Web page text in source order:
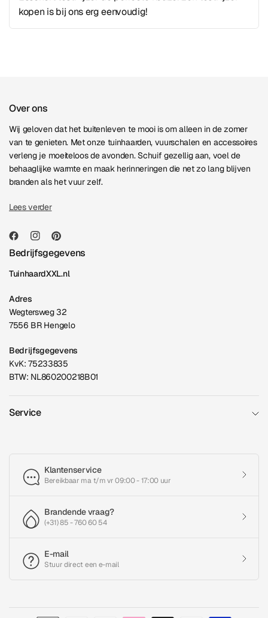
kopen is bij ons erg eenvoudig!
Over ons
Wij geloven dat het buitenleven te mooi is om alleen in de zomer
van te genieten. Met onze tuinhaarden, vuurschalen en accessoires
verleng je moeiteloos de avonden. Schuif gezellig aan, voel de
behaaglijke warmte en maak herinneringen die net zo lang blijven
branden als het vuur zelf.
Lees verder
Bedrijfsgegevens
TuinhaardXXL.nl
Adres
Wegtersweg 32
7556 BR Hengelo
Bedrijfsgegevens
KvK: 75233835
BTW: NL860200218B01
Service
Klantenservice
Bereikbaar ma t/m vr 09:00 - 17:00 uur
Brandende vraag?
(+31) 85 - 760 60 54
E-mail
Stuur direct een e-mail